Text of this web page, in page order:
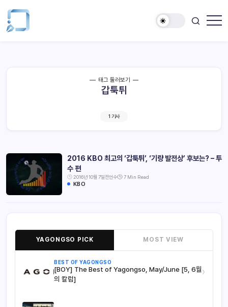
태그 둘러보기
갑툭튀
1 기사
2016 KBO 최고의 ‘갑툭튀’, ‘기량 발전상’ 후보는? – 투
수 편
2016년 10월 7일전언수 7 Min Read
KBO
YAGONGSO PICK MOST VIEW
BEST OF YAGONGSO
[BOY] The Best of Yagongso, May/June [5, 6월
의 칼럼]
›